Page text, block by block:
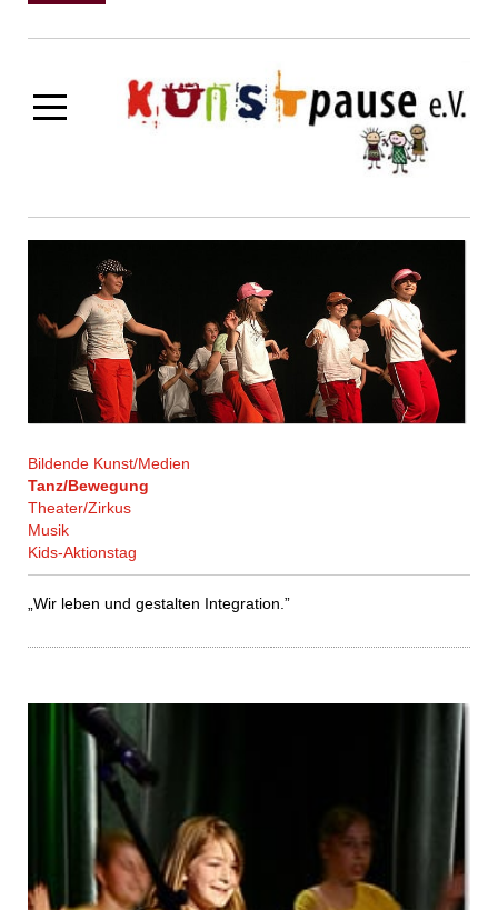
Bildende Kunst/Medien
Tanz/Bewegung
Theater/Zirkus
Musik
Kids-Aktionstag
„Wir leben und gestalten Integration.”